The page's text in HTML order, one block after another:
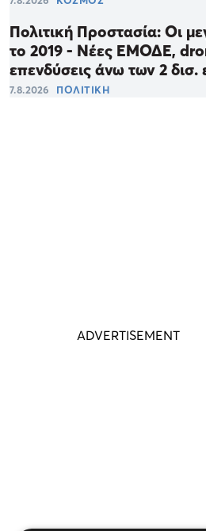
Πολιτική Προστασία: Οι
το 2019 - Νέες ΕΜΟΔΕ,
επενδύσεις άνω των 2 δισ.
7.8.2026 ΠΟΛΙΤΙΚΗ